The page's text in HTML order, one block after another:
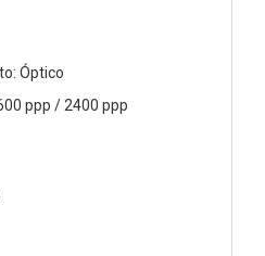
Óptico
ppp / 2400 ppp